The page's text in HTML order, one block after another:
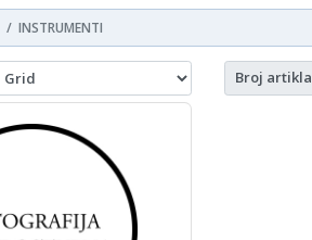
INSTRUMENTI
Broj artikla